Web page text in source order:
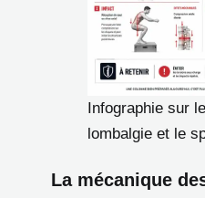
Infographie sur
lombalgie et le
La mécanique